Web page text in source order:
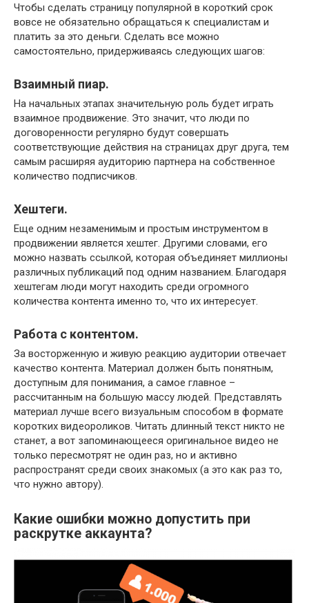
Чтобы сделать страницу популярной в короткий срок
вовсе не обязательно обращаться к специалистам и
платить за это деньги. Сделать все можно
самостоятельно, придерживаясь следующих шагов:
Взаимный пиар.
На начальных этапах значительную роль будет играть
взаимное продвижение. Это значит, что люди по
договоренности регулярно будут совершать
соответствующие действия на страницах друг друга, тем
самым расширяя аудиторию партнера на собственное
количество подписчиков.
Хештеги.
Еще одним незаменимым и простым инструментом в
продвижении является хештег. Другими словами, его
можно назвать ссылкой, которая объединяет миллионы
различных публикаций под одним названием. Благодаря
хештегам люди могут находить среди огромного
количества контента именно то, что их интересует.
Работа с контентом.
За восторженную и живую реакцию аудитории отвечает
качество контента. Материал должен быть понятным,
доступным для понимания, а самое главное –
рассчитанным на большую массу людей. Представлять
материал лучше всего визуальным способом в формате
коротких видеороликов. Читать длинный текст никто не
станет, а вот запоминающееся оригинальное видео не
только пересмотрят не один раз, но и активно
распространят среди своих знакомых (а это как раз то,
что нужно автору).
Какие ошибки можно допустить при
раскрутке аккаунта?